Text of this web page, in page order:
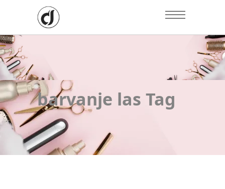
barvanje las Tag